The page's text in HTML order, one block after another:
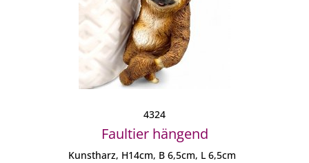
4324
Faultier hängend
Kunstharz, H14cm, B 6,5cm, L 6,5cm